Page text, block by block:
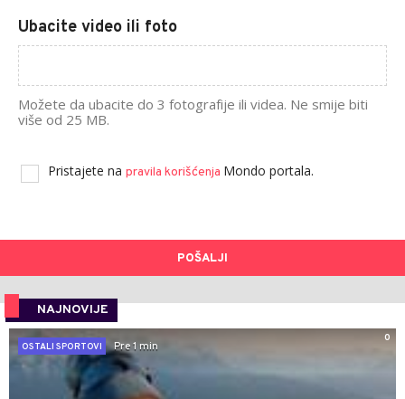
Ubacite video ili foto
Možete da ubacite do 3 fotografije ili videa. Ne smije biti
više od 25 MB.
Pristajete na pravila korišćenja Mondo portala.
POŠALJI
NAJNOVIJE
0
OSTALI SPORTOVI
Pre 1 min